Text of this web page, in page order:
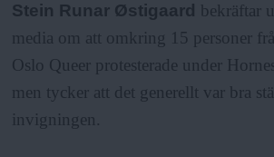
Stein Runar Østigaard
bekräftar
media om att omkring 15 personer
Oslo Queer protesterade under
men tycker att det generellt var bra
invigningen.